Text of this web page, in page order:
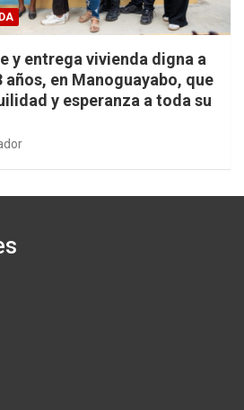
y entrega vivienda digna a
años, en Manoguayabo, que
y esperanza a toda su